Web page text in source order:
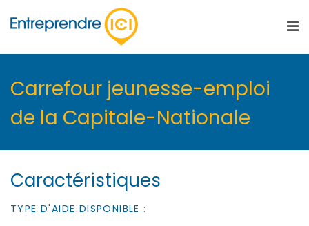
Carrefour jeunesse-emploi
de la Capitale-Nationale
Caractéristiques
TYPE D'AIDE DISPONIBLE :